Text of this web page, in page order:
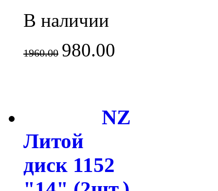
В наличии
1960.00 980.00
NZ
Литой
диск 1152